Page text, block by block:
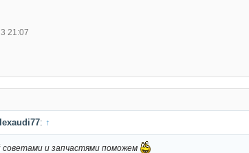
21:07
: ↑
советами и запчастями поможем